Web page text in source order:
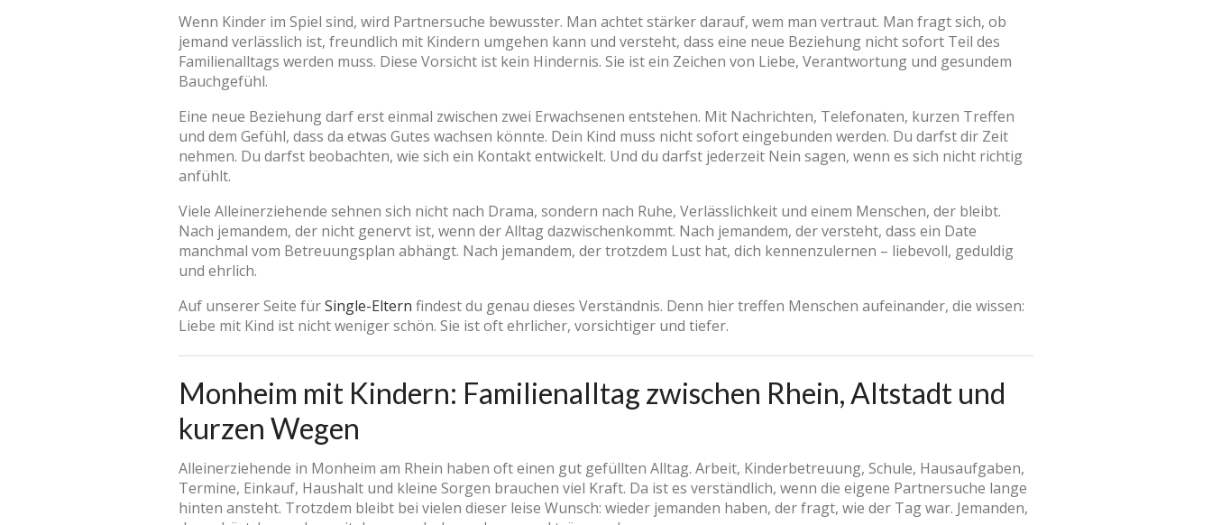
Wenn Kinder im Spiel sind, wird Partnersuche bewusster. Man achtet stärker darauf, wem man vertraut. Man fragt sich, ob
jemand verlässlich ist, freundlich mit Kindern umgehen kann und versteht, dass eine neue Beziehung nicht sofort Teil des
Familienalltags werden muss. Diese Vorsicht ist kein Hindernis. Sie ist ein Zeichen von Liebe, Verantwortung und gesundem
Bauchgefühl.
Eine neue Beziehung darf erst einmal zwischen zwei Erwachsenen entstehen. Mit Nachrichten, Telefonaten, kurzen Treffen
und dem Gefühl, dass da etwas Gutes wachsen könnte. Dein Kind muss nicht sofort eingebunden werden. Du darfst dir Zeit
nehmen. Du darfst beobachten, wie sich ein Kontakt entwickelt. Und du darfst jederzeit Nein sagen, wenn es sich nicht richtig
anfühlt.
Viele Alleinerziehende sehnen sich nicht nach Drama, sondern nach Ruhe, Verlässlichkeit und einem Menschen, der bleibt.
Nach jemandem, der nicht genervt ist, wenn der Alltag dazwischenkommt. Nach jemandem, der versteht, dass ein Date
manchmal vom Betreuungsplan abhängt. Nach jemandem, der trotzdem Lust hat, dich kennenzulernen – liebevoll, geduldig
und ehrlich.
Auf unserer Seite fürSingle-Eltern findest du genau dieses Verständnis. Denn hier treffen Menschen aufeinander, die wissen:
Liebe mit Kind ist nicht weniger schön. Sie ist oft ehrlicher, vorsichtiger und tiefer.
Monheim mit Kindern: Familienalltag zwischen Rhein, Altstadt und
kurzen Wegen
Alleinerziehende in Monheim am Rhein haben oft einen gut gefüllten Alltag. Arbeit, Kinderbetreuung, Schule, Hausaufgaben,
Termine, Einkauf, Haushalt und kleine Sorgen brauchen viel Kraft. Da ist es verständlich, wenn die eigene Partnersuche lange
hinten ansteht. Trotzdem bleibt bei vielen dieser leise Wunsch: wieder jemanden haben, der fragt, wie der Tag war. Jemanden,